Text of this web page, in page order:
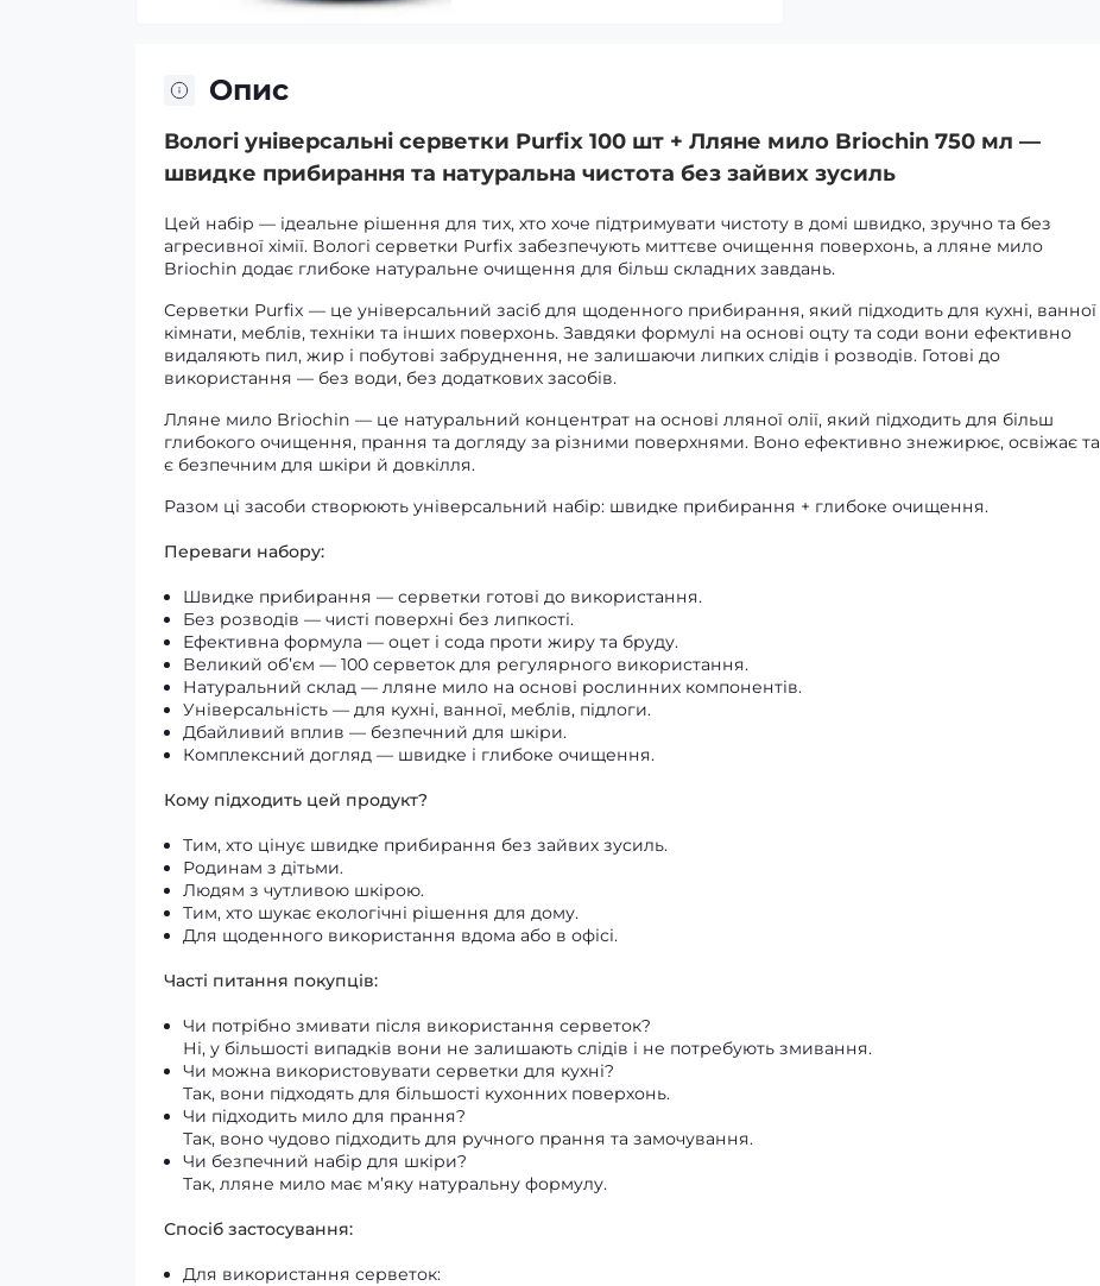
Опис
Вологі універсальні серветки Purfix 100 шт + Лляне мило Briochin 750 мл —
швидке прибирання та натуральна чистота без зайвих зусиль
Цей набір — ідеальне рішення для тих, хто хоче підтримувати чистоту в домі швидко, зручно та без
агресивної хімії. Вологі серветки Purfix забезпечують миттєве очищення поверхонь, а лляне мило
Briochin додає глибоке натуральне очищення для більш складних завдань.
Серветки Purfix — це універсальний засіб для щоденного прибирання, який підходить для кухні, ванної
кімнати, меблів, техніки та інших поверхонь. Завдяки формулі на основі оцту та соди вони ефективно
видаляють пил, жир і побутові забруднення, не залишаючи липких слідів і розводів. Готові до
використання — без води, без додаткових засобів.
Лляне мило Briochin — це натуральний концентрат на основі лляної олії, який підходить для більш
глибокого очищення, прання та догляду за різними поверхнями. Воно ефективно знежирює, освіжає та
є безпечним для шкіри й довкілля.
Разом ці засоби створюють універсальний набір: швидке прибирання + глибоке очищення.
Переваги набору:
Швидке прибирання — серветки готові до використання.
Без розводів — чисті поверхні без липкості.
Ефективна формула — оцет і сода проти жиру та бруду.
Великий об’єм — 100 серветок для регулярного використання.
Натуральний склад — лляне мило на основі рослинних компонентів.
Універсальність — для кухні, ванної, меблів, підлоги.
Дбайливий вплив — безпечний для шкіри.
Комплексний догляд — швидке і глибоке очищення.
Кому підходить цей продукт?
Тим, хто цінує швидке прибирання без зайвих зусиль.
Родинам з дітьми.
Людям з чутливою шкірою.
Тим, хто шукає екологічні рішення для дому.
Для щоденного використання вдома або в офісі.
Часті питання покупців:
Чи потрібно змивати після використання серветок?
Ні, у більшості випадків вони не залишають слідів і не потребують змивання.
Чи можна використовувати серветки для кухні?
Так, вони підходять для більшості кухонних поверхонь.
Чи підходить мило для прання?
Так, воно чудово підходить для ручного прання та замочування.
Чи безпечний набір для шкіри?
Так, лляне мило має м’яку натуральну формулу.
Спосіб застосування:
Для використання серветок: